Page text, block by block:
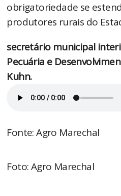
obrigatoriedade se
produtores rurais do
secretário municipal
Pecuária e
Kuhn.
Fonte: Agro Marechal
Foto: Agro Marechal